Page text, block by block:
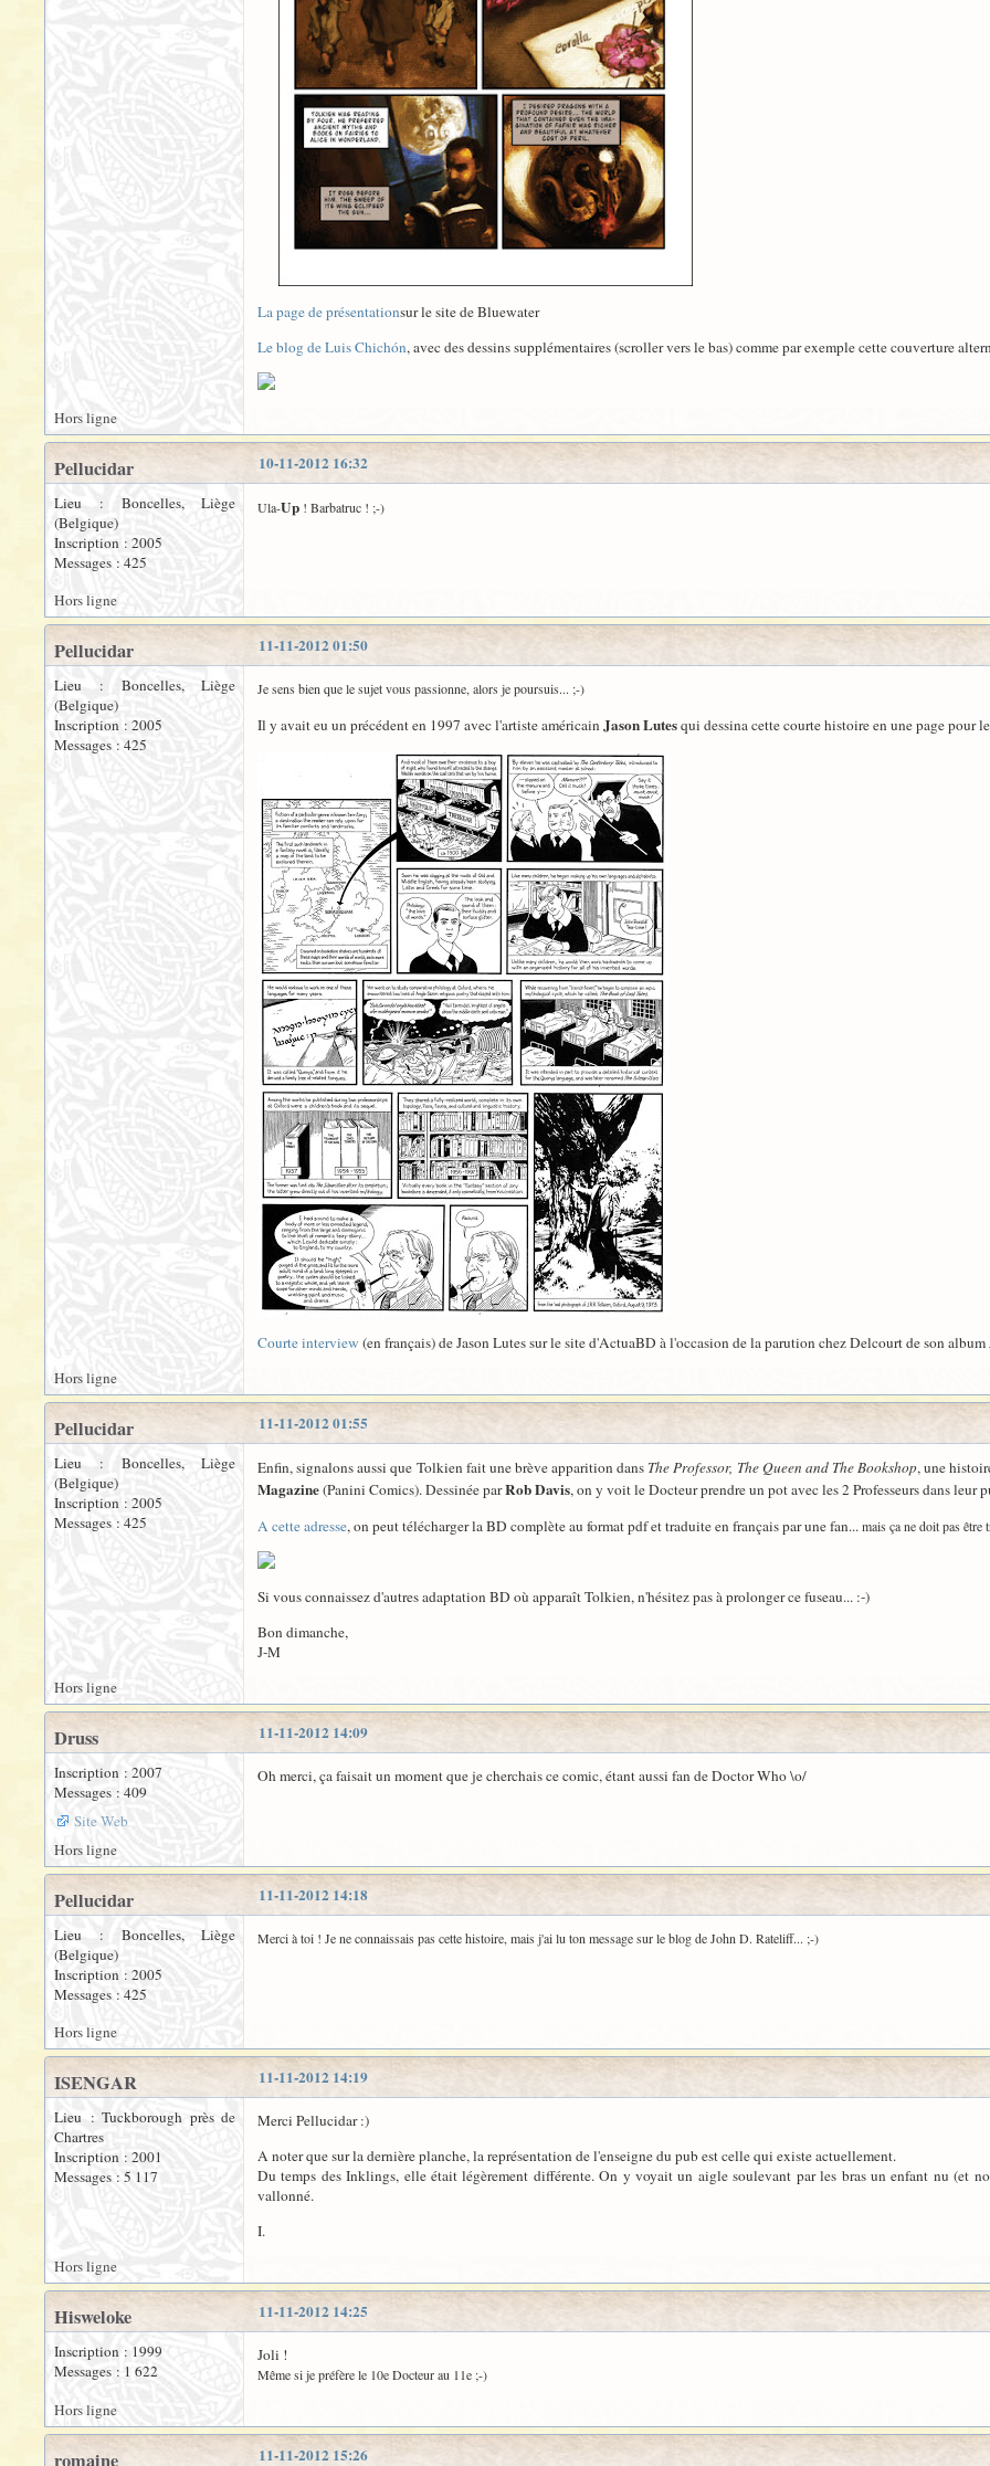
La page de présentationsur le site de Bluewater
Le blog de Luis Chichón, avec des dessins supplémentaires (scroller vers le bas) comme par exemple cette couverture
Hors ligne
10-11-2012 16:32
Pellucidar
Lieu : Boncelles, Liège
(Belgique)
Inscription : 2005
Messages : 425
Ula-Up ! Barbatruc ! ;-)
Hors ligne
11-11-2012 01:50
Pellucidar
Lieu : Boncelles, Liège
(Belgique)
Inscription : 2005
Messages : 425
Je sens bien que le sujet vous passionne, alors je poursuis... ;-)
Il y avait eu un précédent en 1997 avec l'artiste américainJason Lutesqui dessina cette courte histoire en une page pour
Courte interview (en français) de Jason Lutes sur le site d'ActuaBD à l'occasion de la parution chez Delcourt de son album
Hors ligne
11-11-2012 01:55
Pellucidar
Lieu : Boncelles, Liège
(Belgique)
Inscription : 2005
Messages : 425
Enfin, signalons aussi que Tolkien fait une brève apparition dans The Professor, The Queen and The Bookshop, une
Magazine(Panini Comics). Dessinée parRob Davis, on y voit le Docteur prendre un pot avec les 2 Professeurs dans leur
A cette adresse, on peut télécharger la BD complète au format pdf et traduite en français par une fan...mais ça ne doit pas être
Si vous connaissez d'autres adaptation BD où apparaît Tolkien, n'hésitez pas à prolonger ce fuseau... :-)
Bon dimanche,
J-M
Hors ligne
11-11-2012 14:09
Druss
Inscription : 2007
Messages : 409
Site Web
Oh merci, ça faisait un moment que je cherchais ce comic, étant aussi fan de Doctor Who \o/
Hors ligne
11-11-2012 14:18
Pellucidar
Lieu : Boncelles, Liège
(Belgique)
Inscription : 2005
Messages : 425
Merci à toi ! Je ne connaissais pas cette histoire, mais j'ai lu ton message sur le blog de John D. Rateliff... ;-)
Hors ligne
11-11-2012 14:19
ISENGAR
Lieu : Tuckborough près de
Chartres
Inscription : 2001
Messages : 5 117
Merci Pellucidar :)
A noter que sur la dernière planche, la représentation de l'enseigne du pub est celle qui existe actuellement.
Du temps des Inklings, elle était légèrement différente. On y voyait un aigle soulevant par les bras un enfant nu (et
vallonné.
I.
Hors ligne
11-11-2012 14:25
Hisweloke
Inscription : 1999
Messages : 1 622
Joli !
Même si je préfère le 10e Docteur au 11e ;-)
Hors ligne
11-11-2012 15:26
romaine